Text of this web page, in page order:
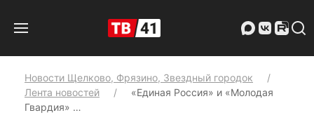
Новости Щелково, Фрязино, Звездный городок
Лента новостей
«Единая Россия» и «Молодая
Гвардия» …